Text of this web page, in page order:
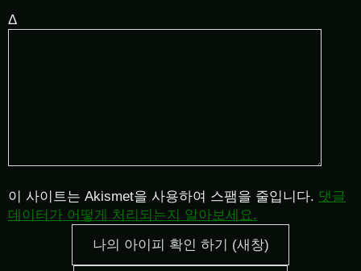
Δ
이 사이트는 Akismet을 사용하여 스팸을 줄입니다. 댓글
데이터가 어떻게 처리되는지 알아보세요.
나의 아이피 확인 하기 (새창)